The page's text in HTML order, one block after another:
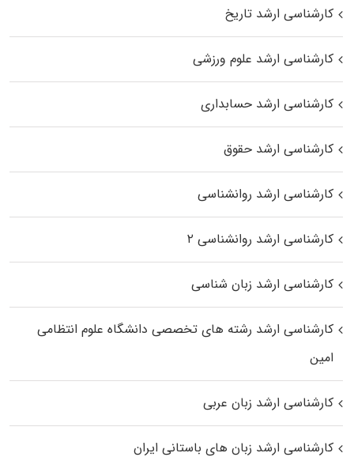
کارشناسی ارشد تاریخ
کارشناسی ارشد علوم ورزشی
کارشناسی ارشد حسابداری
کارشناسی ارشد حقوق
کارشناسی ارشد روانشناسی
کارشناسی ارشد روانشناسی ۲
کارشناسی ارشد زبان شناسی
کارشناسی ارشد رﺷﺘﻪ ﻫﺎی تخصصی داﻧﺸﮕﺎه ﻋﻠﻮم انتظامی
اﻣﻴﻦ
کارشناسی ارشد زبان عربی
کارشناسی ارشد زبان‌ های باستانی ایران